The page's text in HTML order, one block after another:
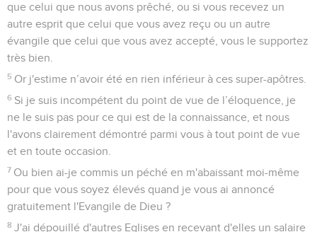
que celui que nous avons prêché, ou si vous recevez un
autre esprit que celui que vous avez reçu ou un autre
évangile que celui que vous avez accepté, vous le supportez
très bien.
5 Or j'estime n’avoir été en rien inférieur à ces super-apôtres.
6 Si je suis incompétent du point de vue de l’éloquence, je
ne le suis pas pour ce qui est de la connaissance, et nous
l'avons clairement démontré parmi vous à tout point de vue
et en toute occasion.
7 Ou bien ai-je commis un péché en m'abaissant moi-même
pour que vous soyez élevés quand je vous ai annoncé
gratuitement l'Evangile de Dieu ?
8 J'ai dépouillé d'autres Eglises en recevant d'elles un salaire